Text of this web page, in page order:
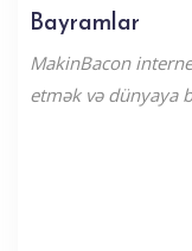
Bayramlar
MakinBacon
etmək və dünyaya